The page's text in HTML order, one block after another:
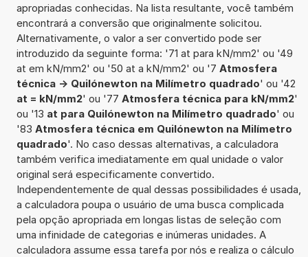
apropriadas conhecidas. Na lista resultante, você também
encontrará a conversão que originalmente solicitou.
Alternativamente, o valor a ser convertido pode ser
introduzido da seguinte forma: '71 at para kN/mm2' ou '49
at em kN/mm2' ou '50 at a kN/mm2' ou '7 Atmosfera
técnica -> Quilónewton na Milímetro quadrado' ou '42
at = kN/mm2' ou '77 Atmosfera técnica para kN/mm2'
ou '13 at para Quilónewton na Milímetro quadrado' ou
'83 Atmosfera técnica em Quilónewton na Milímetro
quadrado'. No caso dessas alternativas, a calculadora
também verifica imediatamente em qual unidade o valor
original será especificamente convertido.
Independentemente de qual dessas possibilidades é usada,
a calculadora poupa o usuário de uma busca complicada
pela opção apropriada em longas listas de seleção com
uma infinidade de categorias e inúmeras unidades. A
calculadora assume essa tarefa por nós e realiza o cálculo